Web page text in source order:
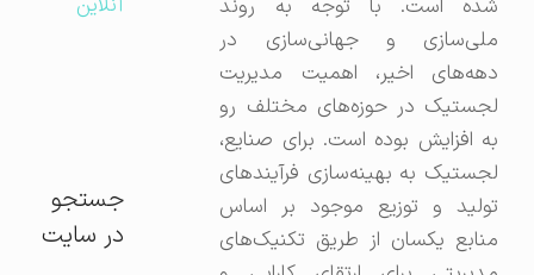
شده است. با توجه به روند
ملی‌سازی و جهانی‌سازی در
دهه‌های اخیر، اهمیت مدیریت
لجستیک در حوزه‌های مختلف رو
به افزایش بوده است. برای صنایع،
لجستیک به بهینه‌سازی فرآیندهای
تولید و توزیع موجود بر اساس
منابع یکسان از طریق تکنیک‌های
جستجو
در سایت